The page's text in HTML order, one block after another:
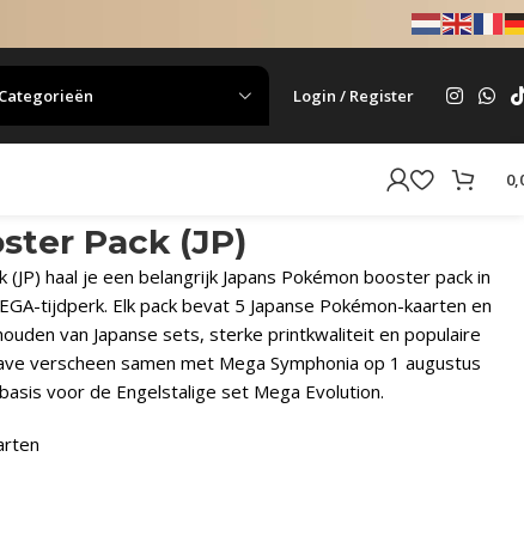
Categorieën Login / Register
Pack (JP)
haal je een belangrijk Japans Pokémon booster pack in
tijdperk. Elk pack bevat 5 Japanse Pokémon-kaarten en
van Japanse sets, sterke printkwaliteit en populaire
verscheen samen met Mega Symphonia op 1 augustus
voor de Engelstalige set Mega Evolution.